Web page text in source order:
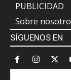
PUBLICIDAD
Sobre
SÍGUENOS EN